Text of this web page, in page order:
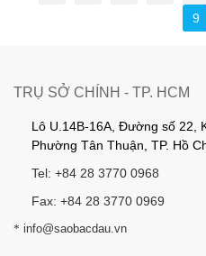
9
TRỤ SỞ CHÍNH - TP. HCM
Lô U.14B-16A, Đường số 22,
Phường Tân Thuận, TP. Hồ
Tel: +84 28 3770 0968
Fax: +84 28 3770 0969
* info@saobacdau.vn